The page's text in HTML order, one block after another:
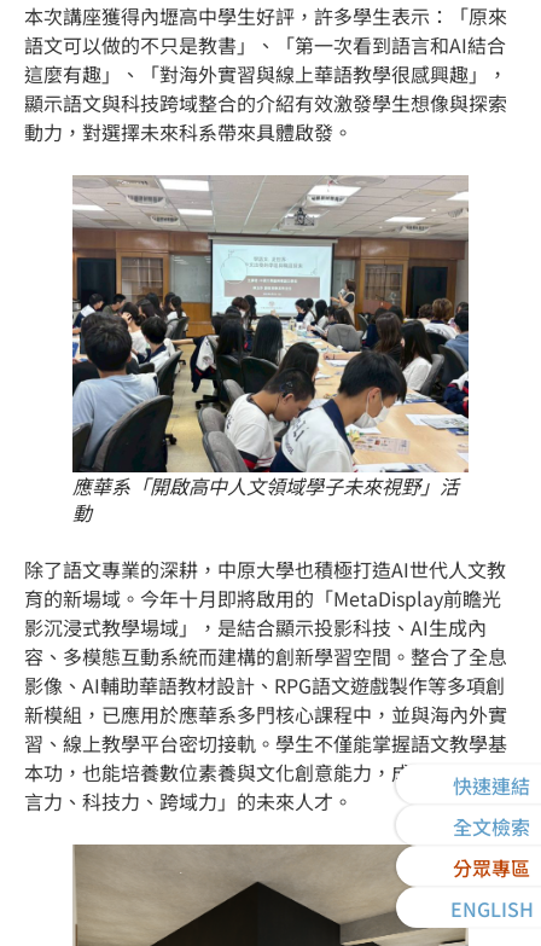
快速連結
全文檢索
分眾專區
ENGLISH
本次講座獲得內壢高中學生好評，許多學生表示：「原來
語文可以做的不只是教書」、「第一次看到語言和AI結合
這麼有趣」、「對海外實習與線上華語教學很感興趣」，
顯示語文與科技跨域整合的介紹有效激發學生想像與探索
動力，對選擇未來科系帶來具體啟發。
應華系「開啟高中人文領域學子未來視野」活
動
除了語文專業的深耕，中原大學也積極打造AI世代人文教
育的新場域。今年十月即將啟用的「MetaDisplay前瞻光
影沉浸式教學場域」，是結合顯示投影科技、AI生成內
容、多模態互動系統而建構的創新學習空間。整合了全息
影像、AI輔助華語教材設計、RPG語文遊戲製作等多項創
新模組，已應用於應華系多門核心課程中，並與海內外實
習、線上教學平台密切接軌。學生不僅能掌握語文教學基
本功，也能培養數位素養與文化創意能力，成為具備「語
言力、科技力、跨域力」的未來人才。